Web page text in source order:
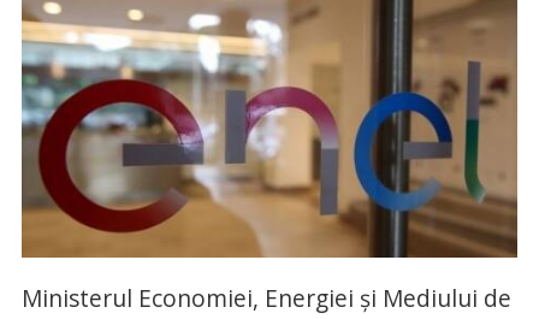
Ministerul Economiei, Energiei și Mediului de